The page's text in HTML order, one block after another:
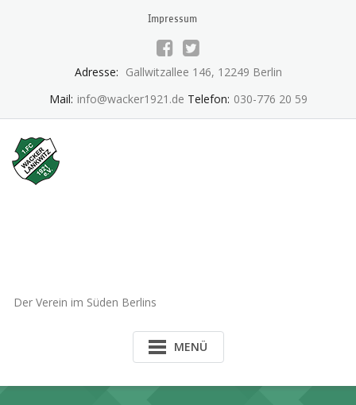
Impressum
Adresse: Gallwitzallee 146, 12249 Berlin
Mail: info@wacker1921.de Telefon: 030-776 20 59
Der Verein im Süden Berlins
MENÜ